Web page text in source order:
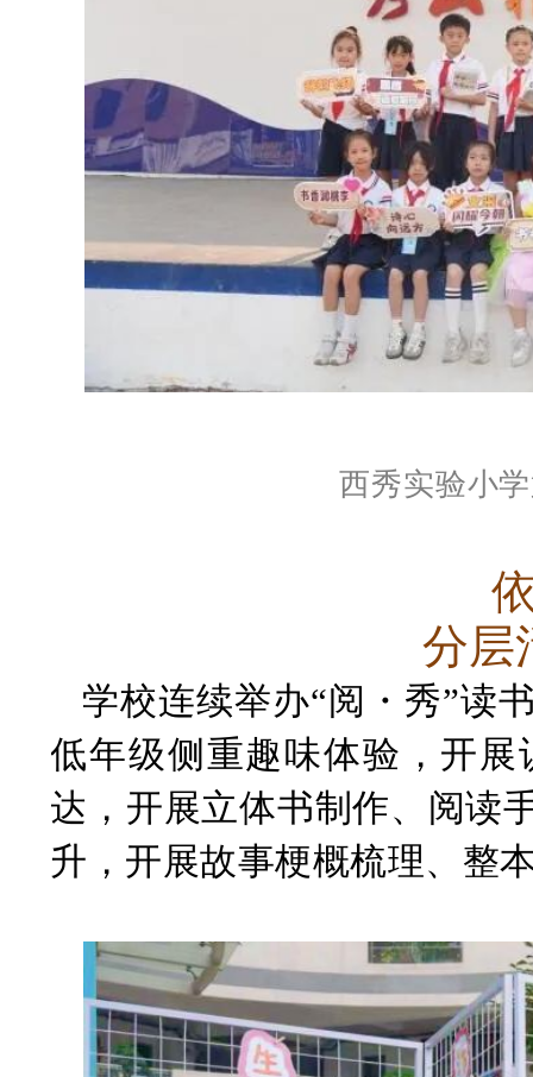
西秀实验小
分层
学校连续举办“阅・秀”读
低年级侧重趣味体验，开
达，开展立体书制作、阅读
升，开展故事梗概梳理、整